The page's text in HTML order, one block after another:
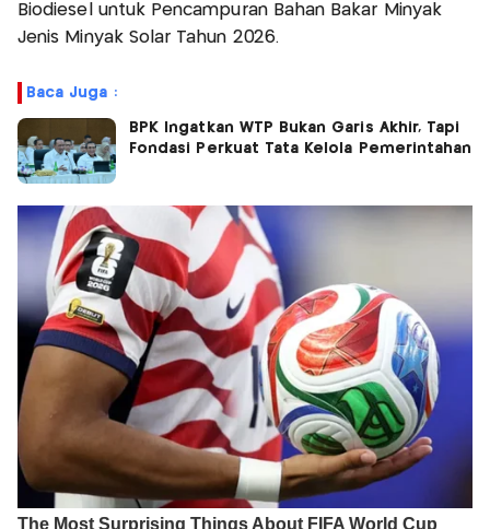
Biodiesel untuk Pencampuran Bahan Bakar Minyak
Jenis Minyak Solar Tahun 2026.
Baca Juga :
BPK Ingatkan WTP Bukan Garis Akhir, Tapi
Fondasi Perkuat Tata Kelola Pemerintahan